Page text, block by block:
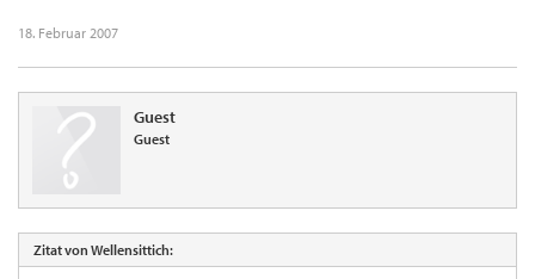
18. Februar 2007
Guest
Guest
Zitat von Wellensittich: